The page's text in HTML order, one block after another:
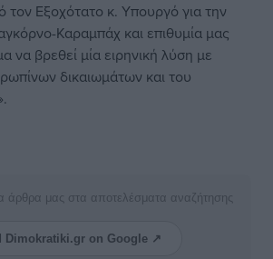
Εξοχότατο κ. Υπουργό για την
Καραμπάχ και επιθυμία μας
να βρεθεί μία ειρηνική λύση με
δικαιωμάτων και του
άρθρα μας στα αποτελέσματα αναζήτησης
Dimokratiki.gr on Google ↗